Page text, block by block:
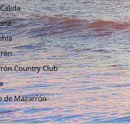
Country Club
de Mazarrón